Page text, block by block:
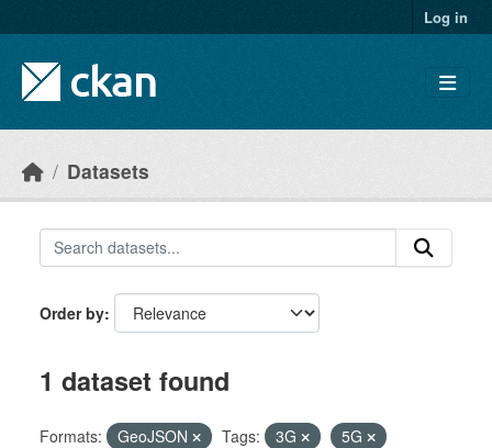
Log in
Datasets
Order by
1 dataset found
Formats: GeoJSON Tags: 3G
5G